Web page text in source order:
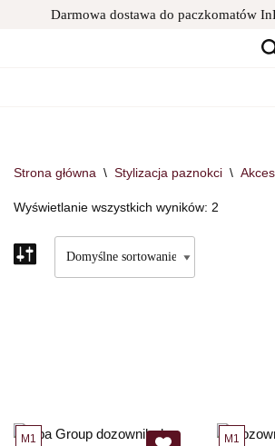
Darmowa dostawa do paczkomatów
Strona główna \ Stylizacja paznokci \
Wyświetlanie wszystkich wyników: 2
M1 M1